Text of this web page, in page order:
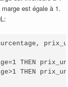
est égale à 1.
THEN
THEN